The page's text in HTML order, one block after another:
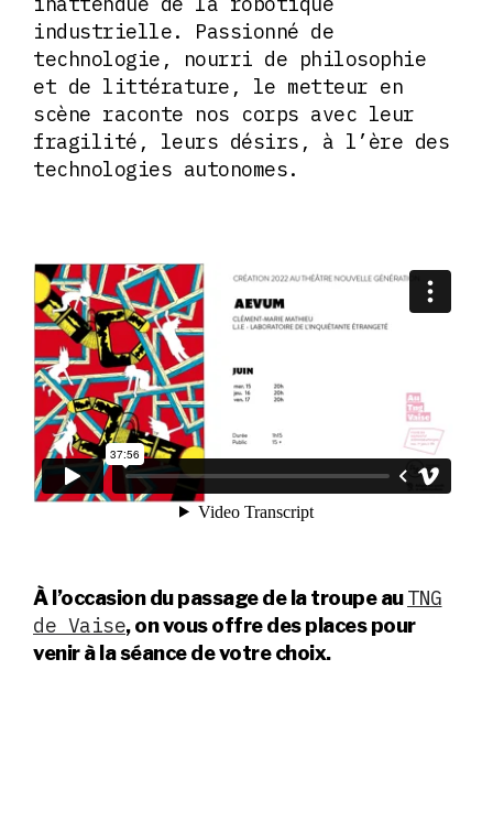
industrielle. Passionné de
technologie, nourri de philosophie
et de littérature, le metteur en
scène raconte nos corps avec leur
fragilité, leurs désirs, à l’ère des
technologies autonomes.
À l’occasion du passage de la troupe auTNG
de Vaise, on vous offre des places pour
venir à la séance de votre choix.